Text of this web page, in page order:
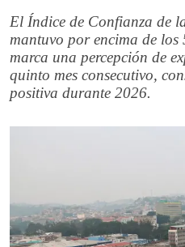
El Índice de Confianza de
mantuvo por encima de
marca una percepción de
quinto mes consecutivo,
positiva durante 2026.